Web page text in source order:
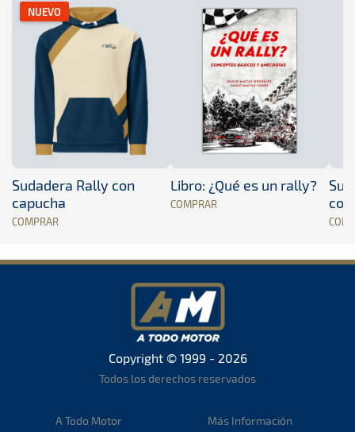
NUEVO
Sudadera Rally con
capucha
COMPRAR
Libro: ¿Qué es un rally?
COMPRAR
Copyright © 1999 - 2026
Todos los derechos reservados
A Todo Motor Más Información